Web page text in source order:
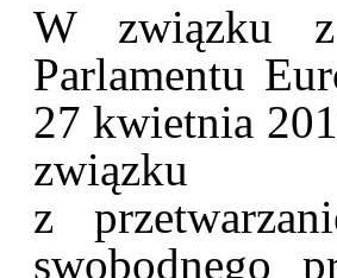
W związku z
Parlamentu
27 kwietnia
związku
z
swobodnego